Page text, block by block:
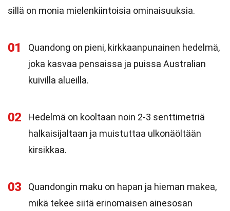
sillä on monia mielenkiintoisia ominaisuuksia.
01
Quandong on pieni, kirkkaanpunainen hedelmä,
joka kasvaa pensaissa ja puissa Australian
kuivilla alueilla.
02
Hedelmä on kooltaan noin 2-3 senttimetriä
halkaisijaltaan ja muistuttaa ulkonäöltään
kirsikkaa.
03
Quandongin maku on hapan ja hieman makea,
mikä tekee siitä erinomaisen ainesosan